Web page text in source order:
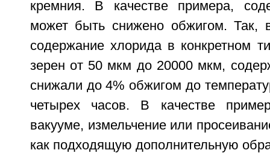
кремния. В качестве примера,
может быть снижено обжигом. Так,
содержание хлорида в конкретном
зерен от 50 мкм до 20000 мкм,
снижали до 4% обжигом до
четырех часов. В качестве
вакууме, измельчение или
как подходящую дополнительную